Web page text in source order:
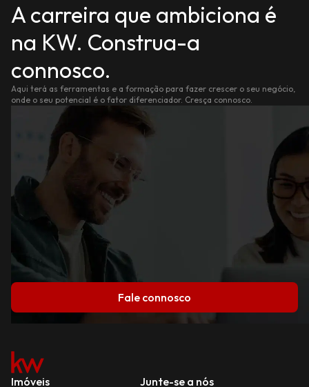
A carreira que ambiciona é
na KW. Construa-a
connosco.
Aqui terá as ferramentas e a formação para fazer crescer o seu negócio,
onde o seu potencial é o fator diferenciador. Cresça connosco.
Fale connosco
Imóveis Junte-se a nós